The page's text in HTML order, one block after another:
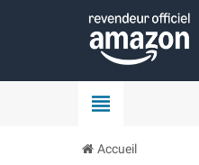
view_headline
Accueil